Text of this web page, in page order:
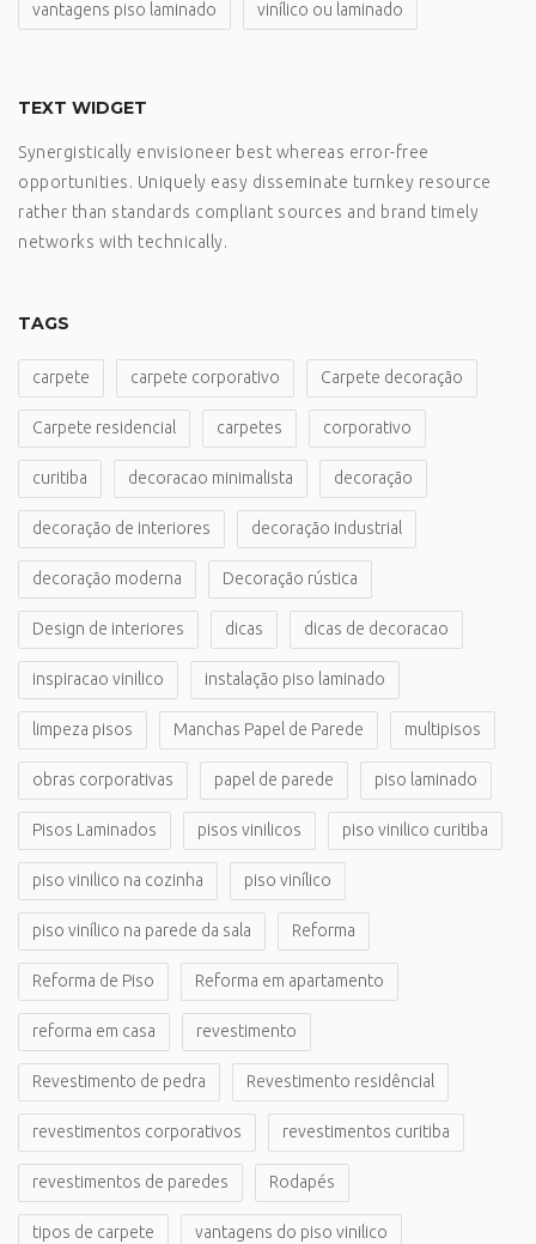
vantagens piso laminado vinílico ou laminado
TEXT WIDGET
Synergistically envisioneer best whereas error-free
opportunities. Uniquely easy disseminate turnkey resource
rather than standards compliant sources and brand timely
networks with technically.
TAGS
carpete carpete corporativo Carpete decoração
Carpete residencial carpetes corporativo
curitiba decoracao minimalista decoração
decoração de interiores decoração industrial
decoração moderna Decoração rústica
Design de interiores dicas dicas de decoracao
inspiracao vinilico instalação piso laminado
limpeza pisos Manchas Papel de Parede multipisos
obras corporativas papel de parede piso laminado
Pisos Laminados pisos vinilicos piso vinilico curitiba
piso vinilico na cozinha piso vinílico
piso vinílico na parede da sala Reforma
Reforma de Piso Reforma em apartamento
reforma em casa revestimento
Revestimento de pedra Revestimento residêncial
revestimentos corporativos revestimentos curitiba
revestimentos de paredes Rodapés
tipos de carpete vantagens do piso vinilico